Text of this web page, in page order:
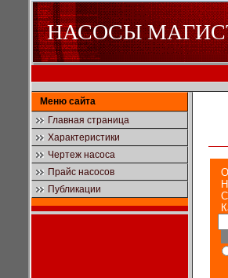
НАСОСЫ
Меню сайта
Главная страница
Характеристики
Чертеж насоса
Прайс насосов
Публикации